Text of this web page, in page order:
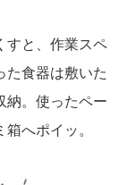
すと、作業スペ
た食器は敷いた
納。使ったペー
へポイッ。